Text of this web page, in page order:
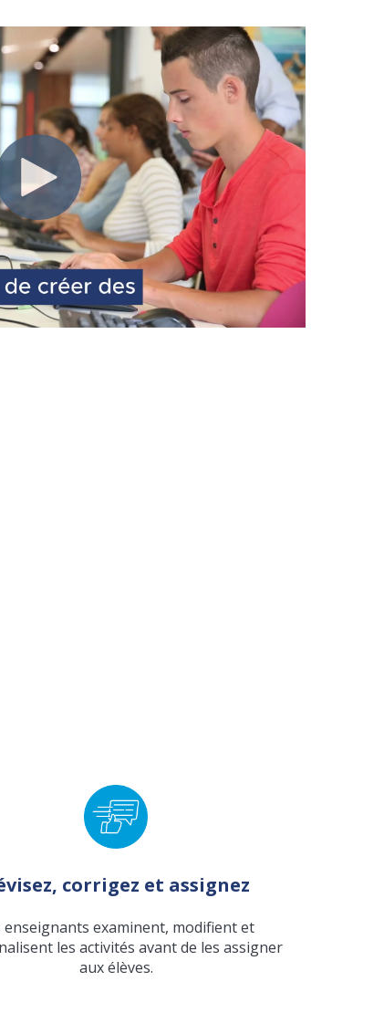
corrigez et assignez
enseignants examinent, modifient et
les activités avant de les assigner
aux élèves.